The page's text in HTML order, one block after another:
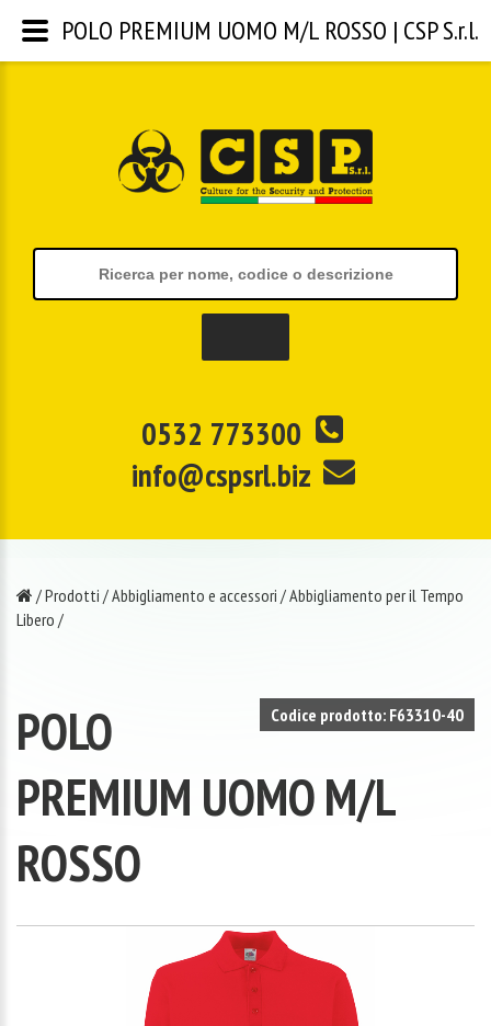
0532 773300
info@cspsrl.biz
/Prodotti /Abbigliamento e accessori /Abbigliamento per il Tempo
Libero /
Codice prodotto: F63310-40
POLO
PREMIUM UOMO M/L
ROSSO
POLO PREMIUM UOMO M/L ROSSO | CSP S.r.l.